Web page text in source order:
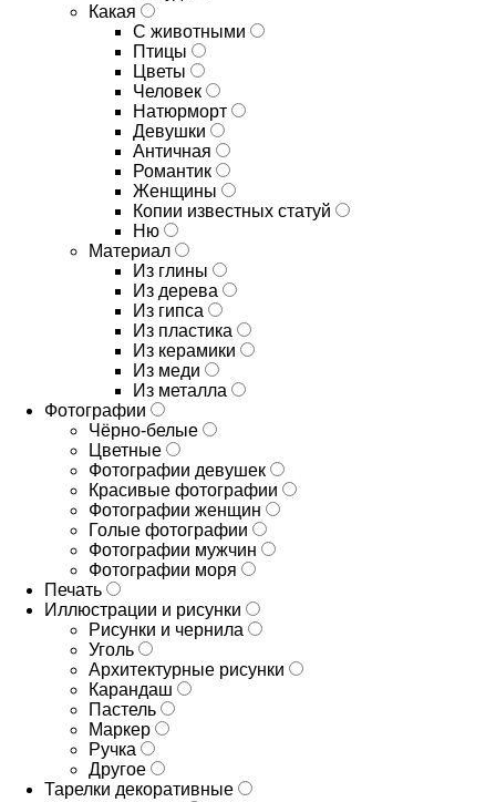
Какая
С животными
Птицы
Цветы
Человек
Натюрморт
Девушки
Античная
Романтик
Женщины
Копии известных статуй
Ню
Материал
Из глины
Из дерева
Из гипса
Из пластика
Из керамики
Из меди
Из металла
Фотографии
Чёрно-белые
Цветные
Фотографии девушек
Красивые фотографии
Фотографии женщин
Голые фотографии
Фотографии мужчин
Фотографии моря
Печать
Иллюстрации и рисунки
Рисунки и чернила
Уголь
Архитектурные рисунки
Карандаш
Пастель
Маркер
Ручка
Другое
Тарелки декоративные